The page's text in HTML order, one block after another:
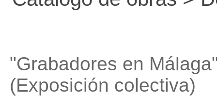
"Grabadores en
(Exposición colectiva)